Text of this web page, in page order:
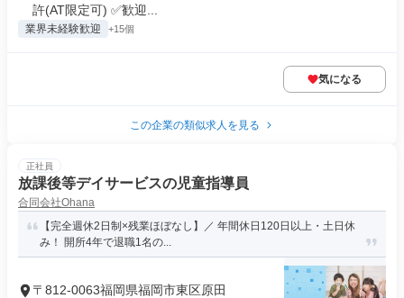
許(AT限定可) ✅歓迎...
業界未経験歓迎 +15個
気になる
この企業の類似求人を見る
正社員
放課後等デイサービスの児童指導員
合同会社Ohana
【完全週休2日制×残業ほぼなし】／ 年間休日120日以上・土日休
み！ 開所4年で退職1名の...
〒812-0063福岡県福岡市東区原田